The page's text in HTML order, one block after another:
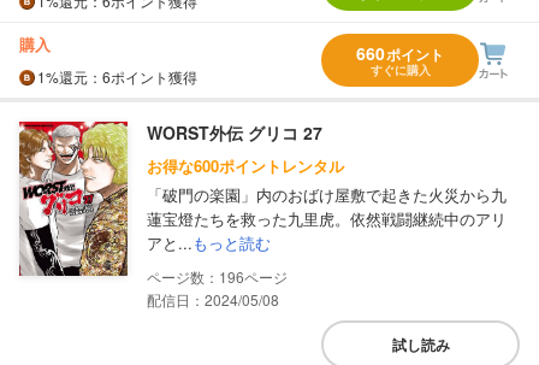
購入
1%還元 ：6ポイント獲得
660ポイント
すぐに購入
WORST外伝 グリコ 27
お得な600ポイントレンタル
「破門の楽園」内のおばけ屋敷で起きた火災から九
蓮宝燈たちを救った九里虎。依然戦闘継続中のアリ
アと...もっと読む
196
配信日：2024/05/08
試し読み